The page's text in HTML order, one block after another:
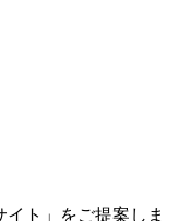
イト」をご提案しま